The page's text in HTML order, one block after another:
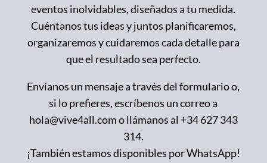
eventos inolvidables, diseñados a tu medida.
Cuéntanos tus ideas y juntos planificaremos,
organizaremos y cuidaremos cada detalle para
que el resultado sea perfecto.
Envíanos un mensaje a través del formulario o,
si lo prefieres, escríbenos un correo a
hola@vive4all.com o llámanos al +34 627 343
314.
¡También estamos disponibles por WhatsApp!